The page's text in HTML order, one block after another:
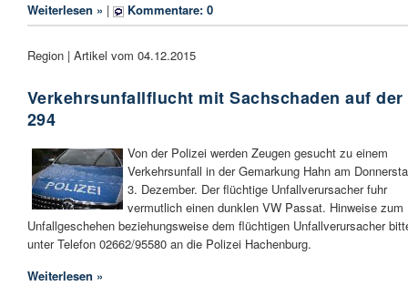
Weiterlesen » | Kommentare: 0
Region | Artikel vom 04.12.2015
Verkehrsunfallflucht mit Sachschaden auf der
294
Von der Polizei werden Zeugen gesucht zu einem
Verkehrsunfall in der Gemarkung Hahn am
3. Dezember. Der flüchtige Unfallverursacher fuhr
vermutlich einen dunklen VW Passat. Hinweise zum
Unfallgeschehen beziehungsweise dem flüchtigen Unfallverursacher
unter Telefon 02662/95580 an die Polizei Hachenburg.
Weiterlesen »